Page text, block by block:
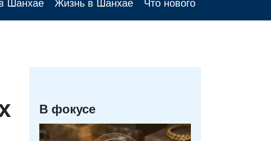
Шанхае Жизнь в Шанхае Что нового
В фокусе